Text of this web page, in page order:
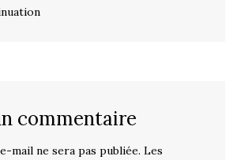
commentaire
mail ne sera pas publiée. Les